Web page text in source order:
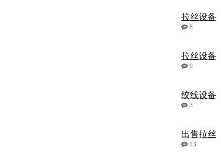
拉丝设备
8
拉丝设备
9
绞线设备
3
出售拉丝
13